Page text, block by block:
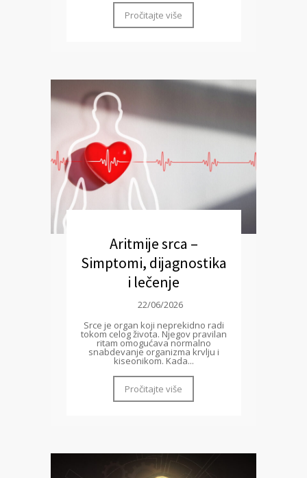
Pročitajte više
Aritmije srca –
Simptomi, dijagnostika
i lečenje
22/06/2026
Srce je organ koji neprekidno radi
tokom celog života. Njegov pravilan
ritam omogućava normalno
snabdevanje organizma krvlju i
kiseonikom. Kada...
Pročitajte više